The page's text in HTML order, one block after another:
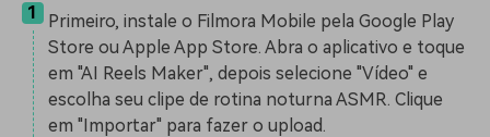
1
Primeiro, instale o Filmora Mobile pela Google Play
Store ou Apple App Store. Abra o aplicativo e toque
em "AI Reels Maker", depois selecione "Vídeo" e
escolha seu clipe de rotina noturna ASMR. Clique
em "Importar" para fazer o upload.